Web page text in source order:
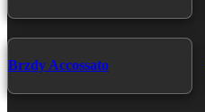
Brzdy Accossato